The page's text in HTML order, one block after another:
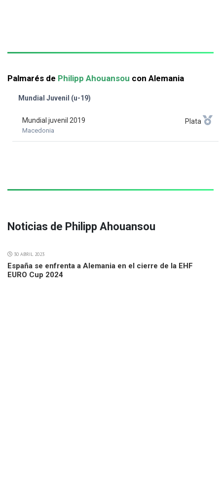
Palmarés de Philipp Ahouansou con Alemania
Mundial Juvenil (u-19)
Mundial juvenil 2019
Macedonia
Plata
Noticias de Philipp Ahouansou
30 ABRIL 2023
España se enfrenta a Alemania en el cierre de la EHF
EURO Cup 2024